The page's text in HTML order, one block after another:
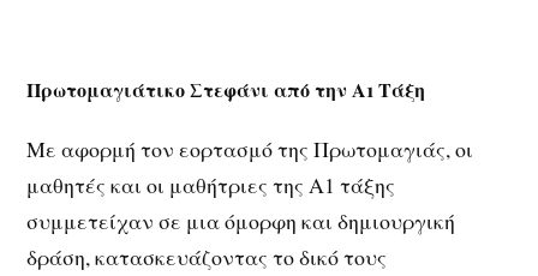
Πρωτομαγιάτικο Στεφάνι από την Α1 Τάξη
Με αφορμή τον εορτασμό της Πρωτομαγιάς, οι
μαθητές και οι μαθήτριες της Α1 τάξης
συμμετείχαν σε μια όμορφη και δημιουργική
δράση, κατασκευάζοντας το δικό τους